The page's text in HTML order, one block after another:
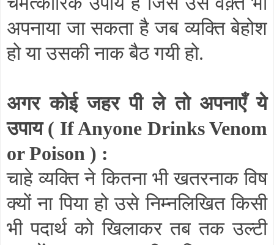
अपनाया जा सकता है जब व्यक्ति बेहोश
हो या उसकी नाक बैठ गयी हो.
अगर कोई जहर पी ले तो अपनाएँ ये
उपाय ( If Anyone Drinks Venom
or Poison ) :
चाहे व्यक्ति ने कितना भी खतरनाक विष
क्यों ना पिया हो उसे निम्नलिखित किसी
भी पदार्थ को खिलाकर तब तक उल्टी